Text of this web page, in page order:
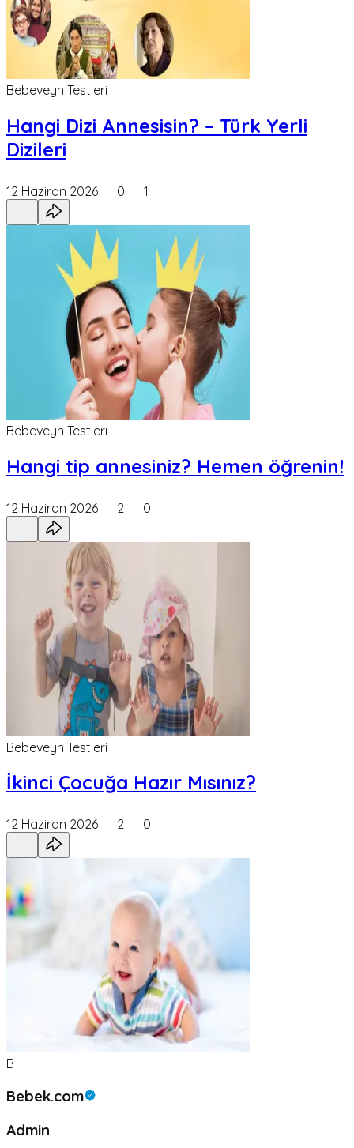
Bebeveyn Testleri
Hangi Dizi Annesisin? – Türk Yerli
Dizileri
12 Haziran 2026 0 1
Bebeveyn Testleri
Hangi tip annesiniz? Hemen öğrenin!
12 Haziran 2026 2 0
Bebeveyn Testleri
İkinci Çocuğa Hazır Mısınız?
12 Haziran 2026 2 0
B
Bebek.com
Admin